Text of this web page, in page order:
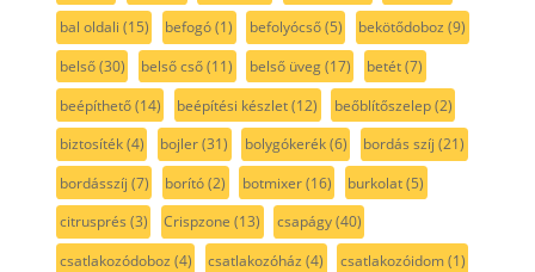
bal oldali (15) befogó(1) befolyócső(5) bekötődoboz (9)
belső(30) belső cső(11) belső üveg(17) betét(7)
beépíthető(14) beépítési készlet(12) beőblítőszelep(2)
biztosíték(4) bojler(31) bolygókerék(6) bordás szíj (21)
bordásszíj (7) borító(2) botmixer(16) burkolat(5)
citrusprés (3) Crispzone (13) csapágy(40)
csatlakozódoboz (4) csatlakozóház (4) csatlakozóidom(1)